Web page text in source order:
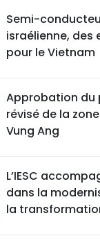
Semi-
israélienne, des
pour le Vietnam
Approbation du
révisé de la
Vung Ang
L’IESC
dans la
la